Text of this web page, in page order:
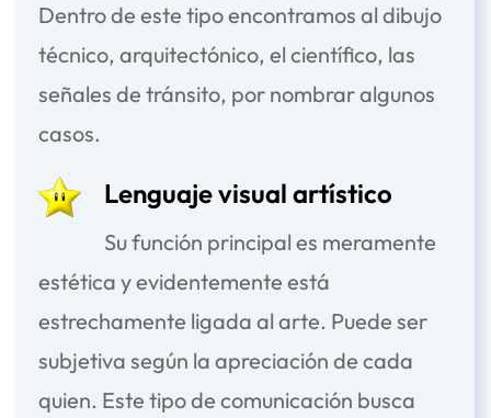
Dentro de este tipo encontramos al dibujo
técnico, arquitectónico, el científico, las
señales de tránsito, por nombrar algunos
casos.
Lenguaje visual artístico
Su función principal es meramente
estética y evidentemente está
estrechamente ligada al arte. Puede ser
subjetiva según la apreciación de cada
quien. Este tipo de comunicación busca